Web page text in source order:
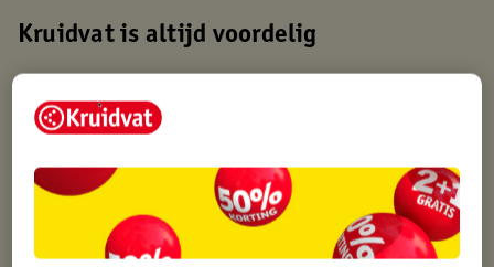
Kruidvat is altijd voordelig
Op werkdagen voor 22:00 uur besteld, volgende dag in huis
Gratis thuisbezorgd vanaf 50.00
Gratis retourneren binnen 30 dagen
Gratis punten met je Kruidvat kaart